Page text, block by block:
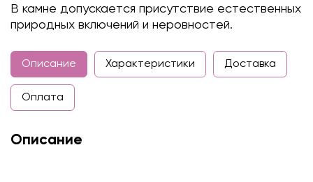
В камне допускается присутствие естественных
природных включений и неровностей.
Описание Характеристики Доставка
Оплата
Описание